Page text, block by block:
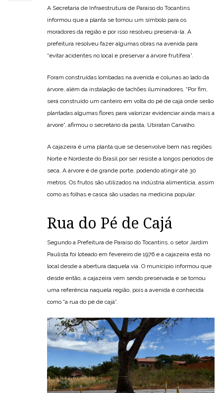
A Secretaria de Infraestrutura de Paraíso do Tocantins
informou que a planta se tornou um símbolo para os
moradores da região e por isso resolveu preservá-la. A
prefeitura resolveu fazer algumas obras na avenida para
“evitar acidentes no local e preservar a árvore frutífera”.
Foram construídas lombadas na avenida e colunas ao lado da
árvore, além da instalação de tachões iluminadores. “Por fim,
será construído um canteiro em volta do pé de cajá onde serão
plantadas algumas flores para valorizar evidenciar ainda mais a
árvore”, afirmou o secretário da pasta, Ubiratan Carvalho.
A cajazeira é uma planta que se desenvolve bem nas regiões
Norte e Nordeste do Brasil por ser resiste a longos períodos de
seca. A árvore é de grande porte, podendo atingir até 30
metros. Os frutos são utilizados na indústria alimentícia, assim
como as folhas e casca são usadas na medicina popular.
Rua do Pé de Cajá
Segundo a Prefeitura de Paraíso do Tocantins, o setor Jardim
Paulista foi loteado em fevereiro de 1976 e a cajazeira está no
local desde a abertura daquela via. O município informou que
desde então, a cajazeira vem sendo preservada e se tornou
uma referência naquela região, pois a avenida é conhecida
como “a rua do pé de cajá”.